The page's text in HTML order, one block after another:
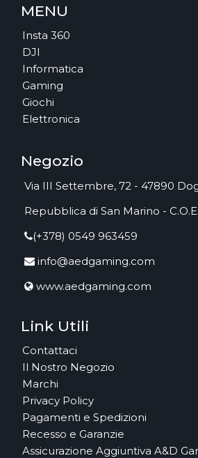
MENU
Insta 360
DJI
Informatica
Gaming
Giochi
Elettronica
Negozio
Via III Settembre, 72 - 47890
Repubblica di San Marino -
(+378) 0549 963459
info@aedgaming.com
www.aedgaming.com
Link Utili
Contattaci
Il Nostro Negozio
Marchi
Privacy Policy
Pagamenti e Spedizioni
Recesso e Garanzie
Assicurazione Aggiuntiva A&D